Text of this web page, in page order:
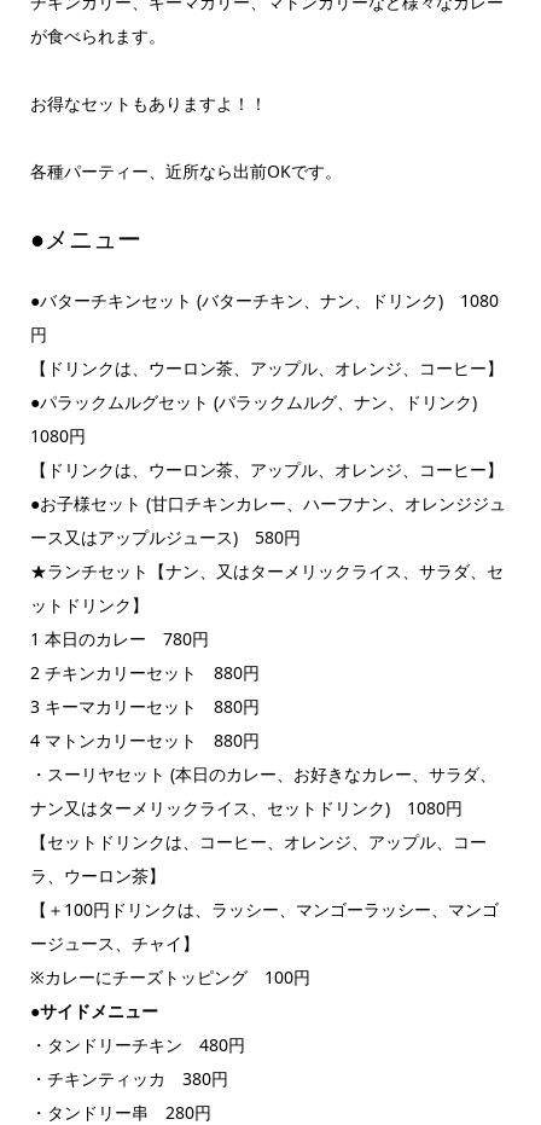
が食べられます。
お得なセットもありますよ！！
各種パーティー、近所なら出前OKです。
●メニュー
●バターチキンセット (バターチキン、ナン、ドリンク) 1080
円
【ドリンクは、ウーロン茶、アップル、オレンジ、コーヒー】
●パラックムルグセット (パラックムルグ、ナン、ドリンク)
1080円
【ドリンクは、ウーロン茶、アップル、オレンジ、コーヒー】
●お子様セット (甘口チキンカレー、ハーフナン、オレンジジュ
ース又はアップルジュース) 580円
★ランチセット【ナン、又はターメリックライス、サラダ、セ
ットドリンク】
1 本日のカレー 780円
2 チキンカリーセット 880円
3 キーマカリーセット 880円
4 マトンカリーセット 880円
・スーリヤセット (本日のカレー、お好きなカレー、サラダ、
ナン又はターメリックライス、セットドリンク) 1080円
【セットドリンクは、コーヒー、オレンジ、アップル、コー
ラ、ウーロン茶】
【＋100円ドリンクは、ラッシー、マンゴーラッシー、マンゴ
ージュース、チャイ】
※カレーにチーズトッピング 100円
●サイドメニュー
・タンドリーチキン 480円
・チキンティッカ 380円
・タンドリー串 280円